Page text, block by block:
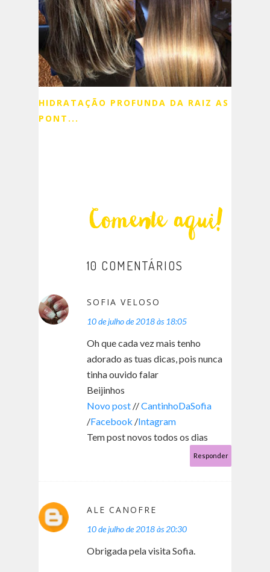
HIDRATAÇÃO PROFUNDA DA RAIZ AS
PONT...
10 COMENTÁRIOS
SOFIA VELOSO
10 de julho de 2018 às 18:05
Oh que cada vez mais tenho
adorado as tuas dicas, pois nunca
tinha ouvido falar
Beijinhos
Novo post //CantinhoDaSofia
/Facebook /Intagram
Tem post novos todos os dias
Responder
ALE CANOFRE
10 de julho de 2018 às 20:30
Obrigada pela visita Sofia.